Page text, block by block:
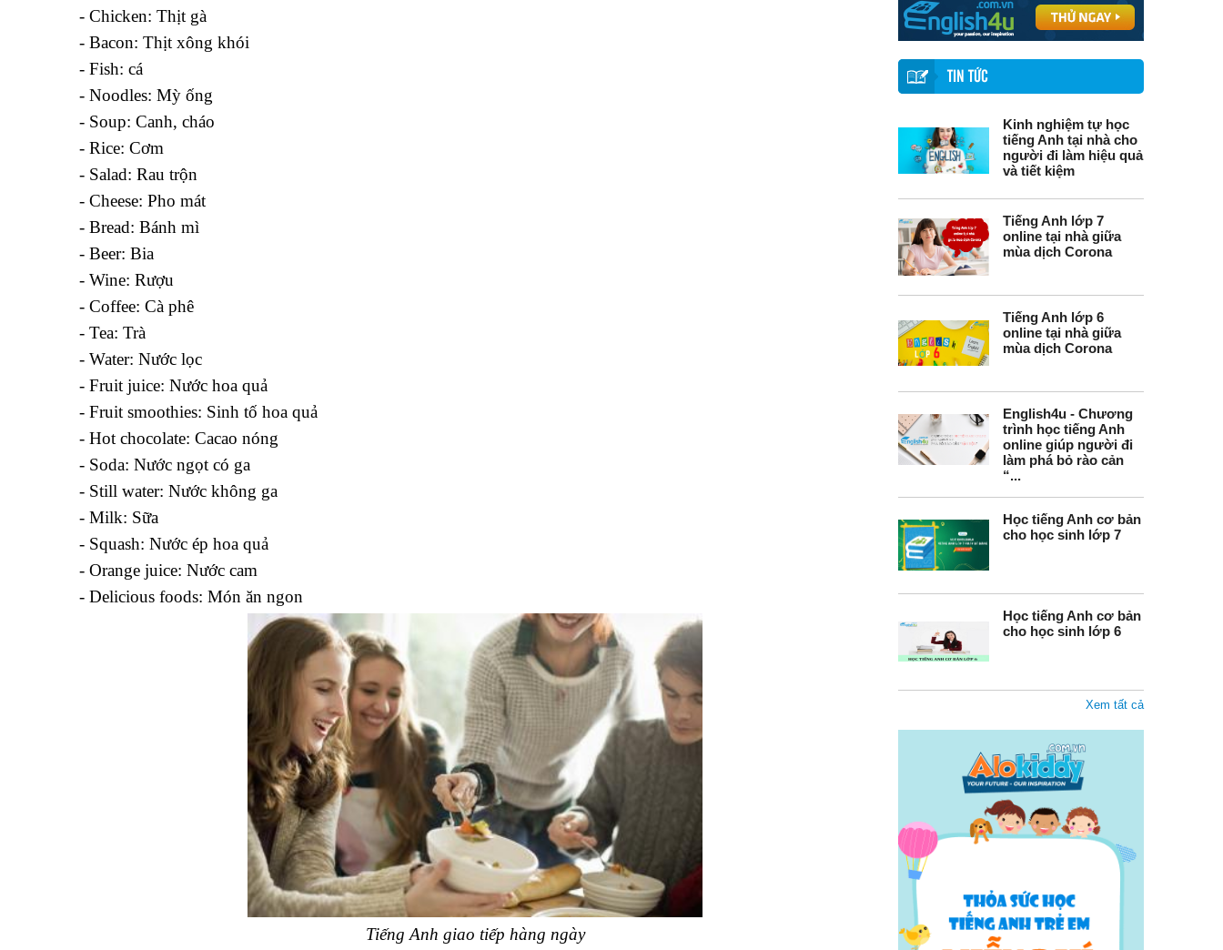
TIN TỨC
Kinh nghiệm tự học
tiếng Anh tại nhà cho
người đi làm hiệu quả
và tiết kiệm
Tiếng Anh lớp 7
online tại nhà giữa
mùa dịch Corona
Tiếng Anh lớp 6
online tại nhà giữa
mùa dịch Corona
English4u - Chương
trình học tiếng Anh
online giúp người đi
làm phá bỏ rào cản
“...
Học tiếng Anh cơ bản
cho học sinh lớp 7
Học tiếng Anh cơ bản
cho học sinh lớp 6
Xem tất cả
- Chicken: Thịt gà
- Bacon: Thịt xông khói
- Fish: cá
- Noodles: Mỳ ống
- Soup: Canh, cháo
- Rice: Cơm
- Salad: Rau trộn
- Cheese: Pho mát
- Bread: Bánh mì
- Beer: Bia
- Wine: Rượu
- Coffee: Cà phê
- Tea: Trà
- Water: Nước lọc
- Fruit juice: Nước hoa quả
- Fruit smoothies: Sinh tố hoa quả
- Hot chocolate: Cacao nóng
- Soda: Nước ngọt có ga
- Still water: Nước không ga
- Milk: Sữa
- Squash: Nước ép hoa quả
- Orange juice: Nước cam
- Delicious foods: Món ăn ngon
Tiếng Anh giao tiếp hàng ngày